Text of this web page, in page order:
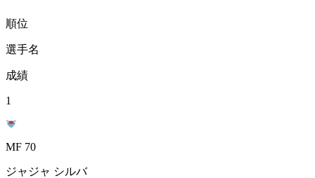
順位
選手名
成績
1
MF 70
ジャジャ シルバ